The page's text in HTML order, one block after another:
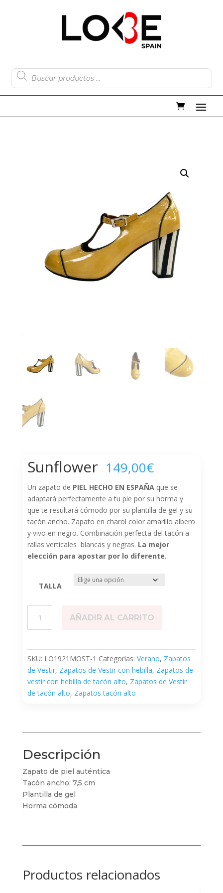
de
productos
Sunflower 149,00€
Un zapato de PIEL HECHO EN ESPAÑAque se
adaptará perfectamente a tu pie por su horma y
que te resultará cómodo por su plantilla de gel y su
tacón ancho. Zapato en charol color amarillo albero
y vivo en negro. Combinación perfecta del tacón a
rallas verticales blancas y negras. La mejor
elección para apostar por lo diferente.
TALLA
cantidad
AÑADIR AL CARRITO
SKU: LO1921MOST-1 Categorías: Verano, Zapatos
de Vestir, Zapatos de Vestir con hebilla, Zapatos de
vestir con hebilla de tacón alto, Zapatos de Vestir
de tacón alto, Zapatos tacón alto
Descripción
Zapato de piel auténtica
Tacón ancho: 7,5 cm
Plantilla de gel
Horma cómoda
Productos relacionados